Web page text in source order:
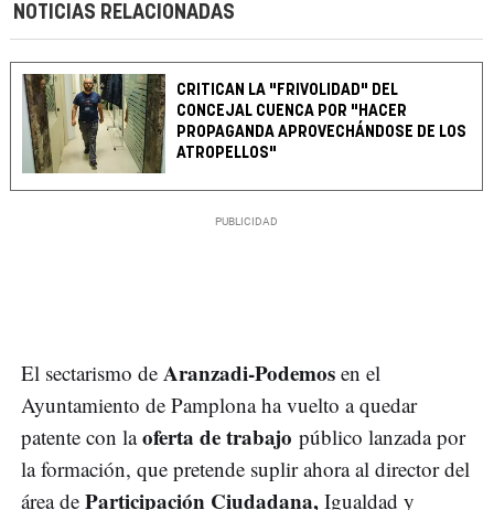
NOTICIAS RELACIONADAS
CRITICAN LA "FRIVOLIDAD" DEL
CONCEJAL CUENCA POR "HACER
PROPAGANDA APROVECHÁNDOSE DE LOS
ATROPELLOS"
El sectarismo de Aranzadi-Podemos en el
Ayuntamiento de Pamplona ha vuelto a quedar
patente con laoferta de trabajo público lanzada por
la formación, que pretende suplir ahora al director del
área de Participación Ciudadana, Igualdad y